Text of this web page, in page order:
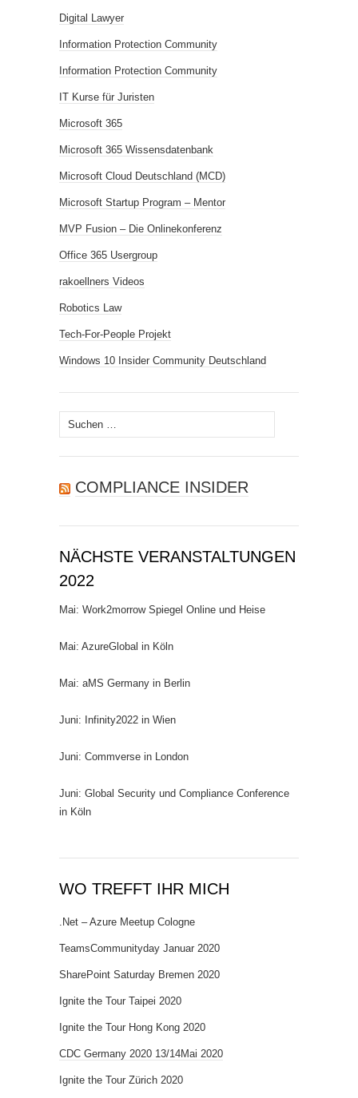
Digital Lawyer
Information Protection Community
Information Protection Community
IT Kurse für Juristen
Microsoft 365
Microsoft 365 Wissensdatenbank
Microsoft Cloud Deutschland (MCD)
Microsoft Startup Program – Mentor
MVP Fusion – Die Onlinekonferenz
Office 365 Usergroup
rakoellners Videos
Robotics Law
Tech-For-People Projekt
Windows 10 Insider Community Deutschland
Suchen
nach:
COMPLIANCE INSIDER
NÄCHSTE VERANSTALTUNGEN
2022
Mai: Work2morrow Spiegel Online und Heise
Mai: AzureGlobal in Köln
Mai: aMS Germany in Berlin
Juni: Infinity2022 in Wien
Juni: Commverse in London
Juni: Global Security und Compliance Conference
in Köln
WO TREFFT IHR MICH
.Net – Azure Meetup Cologne
TeamsCommunityday Januar 2020
SharePoint Saturday Bremen 2020
Ignite the Tour Taipei 2020
Ignite the Tour Hong Kong 2020
CDC Germany 2020 13/14Mai 2020
Ignite the Tour Zürich 2020